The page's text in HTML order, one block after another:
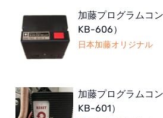
加藤プログラムコ
KB-606）
日本加藤オリジナル
加藤プログラムコ
KB-601）